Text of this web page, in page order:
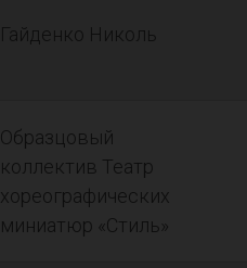
Гайденко Николь
Образцовый
коллектив Театр
хореографических
миниатюр «Стиль»